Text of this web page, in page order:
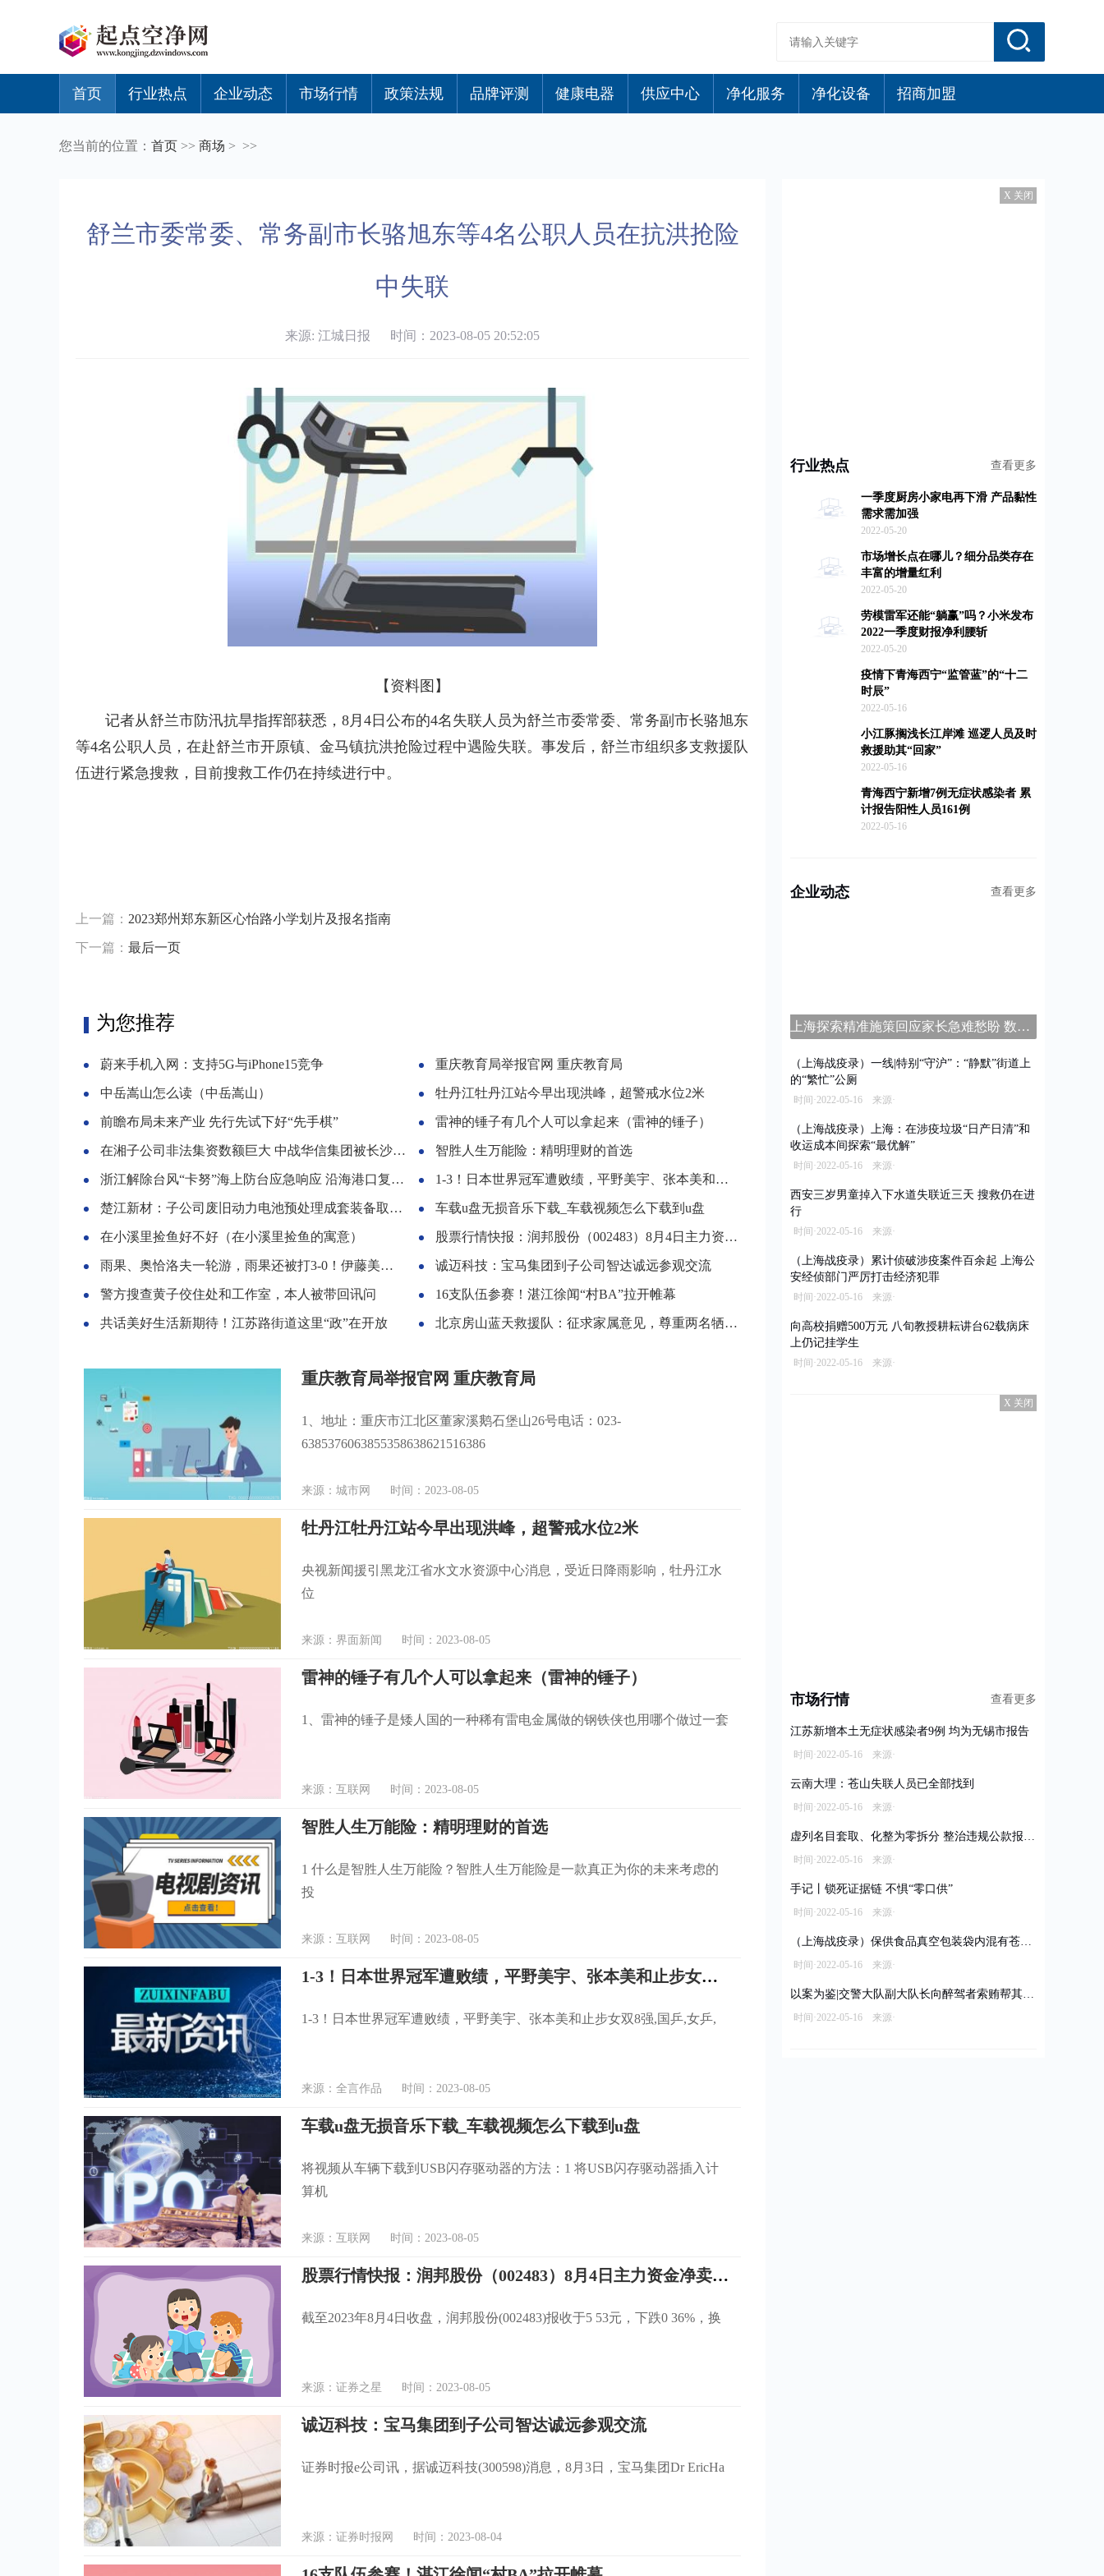
首页 行业热点 企业动态 市场行情 政策法规 品牌评测 健康电器 供应中心 净化服务 净化设备 招商加盟
您当前的位置： 首页 >> 商场 > >>
舒兰市委常委、常务副市长骆旭东等4名公职人员在抗洪抢险
中失联
来源: 江城日报 时间：2023-08-05 20:52:05
【资料图】
记者从舒兰市防汛抗旱指挥部获悉，8月4日公布的4名失联人员为舒兰市委常委、常务副市长骆旭东
等4名公职人员，在赴舒兰市开原镇、金马镇抗洪抢险过程中遇险失联。事发后，舒兰市组织多支救援队
伍进行紧急搜救，目前搜救工作仍在持续进行中。
上一篇： 2023郑州郑东新区心怡路小学划片及报名指南
下一篇： 最后一页
为您推荐
蔚来手机入网：支持5G与iPhone15竞争
中岳嵩山怎么读（中岳嵩山）
前瞻布局未来产业 先行先试下好“先手棋”
在湘子公司非法集资数额巨大 中战华信集团被长沙警方立案侦查
浙江解除台风“卡努”海上防台应急响应 沿海港口复工复产
楚江新材：子公司废旧动力电池预处理成套装备取得重大突破
在小溪里捡鱼好不好（在小溪里捡鱼的寓意）
雨果、奥恰洛夫一轮游，雨果还被打3-0！伊藤美诚、张本美和2连胜
警方搜查黄子佼住处和工作室，本人被带回讯问
共话美好生活新期待！江苏路街道这里“政”在开放
重庆教育局举报官网 重庆教育局
牡丹江牡丹江站今早出现洪峰，超警戒水位2米
雷神的锤子有几个人可以拿起来（雷神的锤子）
智胜人生万能险：精明理财的首选
1-3！日本世界冠军遭败绩，平野美宇、张本美和止步女双8强
车载u盘无损音乐下载_车载视频怎么下载到u盘
股票行情快报：润邦股份（002483）8月4日主力资金净卖出640.57万元
诚迈科技：宝马集团到子公司智达诚远参观交流
16支队伍参赛！湛江徐闻“村BA”拉开帷幕
北京房山蓝天救援队：征求家属意见，尊重两名牺牲队员初心，不必捐款
重庆教育局举报官网 重庆教育局
1、地址：重庆市江北区董家溪鹅石堡山26号电话：023-
6385376063855358638621516386
来源：城市网 时间：2023-08-05
牡丹江牡丹江站今早出现洪峰，超警戒水位2米
央视新闻援引黑龙江省水文水资源中心消息，受近日降雨影响，牡丹江水
位
来源：界面新闻 时间：2023-08-05
雷神的锤子有几个人可以拿起来（雷神的锤子）
1、雷神的锤子是矮人国的一种稀有雷电金属做的钢铁侠也用哪个做过一套
来源：互联网 时间：2023-08-05
智胜人生万能险：精明理财的首选
1 什么是智胜人生万能险？智胜人生万能险是一款真正为你的未来考虑的
投
来源：互联网 时间：2023-08-05
1-3！日本世界冠军遭败绩，平野美宇、张本美和止步女双8强
1-3！日本世界冠军遭败绩，平野美宇、张本美和止步女双8强,国乒,女乒,
来源：全言作品 时间：2023-08-05
车载u盘无损音乐下载_车载视频怎么下载到u盘
将视频从车辆下载到USB闪存驱动器的方法：1 将USB闪存驱动器插入计
算机
来源：互联网 时间：2023-08-05
股票行情快报：润邦股份（002483）8月4日主力资金净卖出640.57万元
截至2023年8月4日收盘，润邦股份(002483)报收于5 53元，下跌0 36%，换
来源：证券之星 时间：2023-08-05
诚迈科技：宝马集团到子公司智达诚远参观交流
证券时报e公司讯，据诚迈科技(300598)消息，8月3日，宝马集团Dr EricHa
来源：证券时报网 时间：2023-08-04
X 关闭
行业热点 查看更多
一季度厨房小家电再下滑 产品黏性
需求需加强
2022-05-20
市场增长点在哪儿？细分品类存在
丰富的增量红利
2022-05-20
劳模雷军还能“躺赢”吗？小米发布
2022一季度财报净利腰斩
2022-05-20
疫情下青海西宁“监管蓝”的“十二
时辰”
2022-05-16
小江豚搁浅长江岸滩 巡逻人员及时
救援助其“回家”
2022-05-16
青海西宁新增7例无症状感染者 累
计报告阳性人员161例
2022-05-16
企业动态 查看更多
上海探索精准施策回应家长急难愁盼 数字家长学校平台上线
（上海战疫录）一线|特别“守沪”：“静默”街道上
的“繁忙”公厕
时间·2022-05-16 来源·
（上海战疫录）上海：在涉疫垃圾“日产日清”和
收运成本间探索“最优解”
时间·2022-05-16 来源·
西安三岁男童掉入下水道失联近三天 搜救仍在进
行
时间·2022-05-16 来源·
（上海战疫录）累计侦破涉疫案件百余起 上海公
安经侦部门严厉打击经济犯罪
时间·2022-05-16 来源·
向高校捐赠500万元 八旬教授耕耘讲台62载病床
上仍记挂学生
时间·2022-05-16 来源·
X 关闭
市场行情 查看更多
江苏新增本土无症状感染者9例 均为无锡市报告
时间·2022-05-16 来源·
云南大理：苍山失联人员已全部找到
时间·2022-05-16 来源·
虚列名目套取、化整为零拆分 整治违规公款报销乱象
时间·2022-05-16 来源·
手记丨锁死证据链 不惧“零口供”
时间·2022-05-16 来源·
（上海战疫录）保供食品真空包装袋内混有苍蝇 经销商被立案调查拟罚款10万元
时间·2022-05-16 来源·
以案为鉴|交警大队副大队长向醉驾者索贿帮其脱罪
时间·2022-05-16 来源·